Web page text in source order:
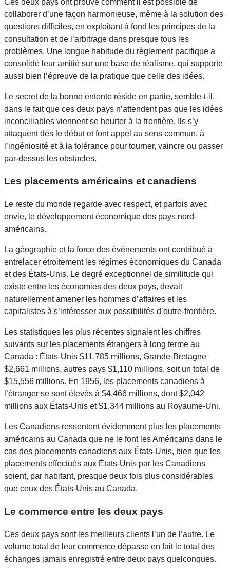
collaborer d’une façon harmonieuse, même à la solution des
questions difficiles, en exploitant à fond les principes de la
consultation et de l’arbitrage dans presque tous les
problèmes. Une longue habitude du règlement pacifique a
consolidé leur amitié sur une base de réalisme, qui supporte
aussi bien l’épreuve de la pratique que celle des idées.
Le secret de la bonne entente réside en partie, semble-t-il,
dans le fait que ces deux pays n’attendent pas que les idées
inconciliables viennent se heurter à la frontière. Ils s’y
attaquent dès le début et font appel au sens commun, à
l’ingéniosité et à la tolérance pour tourner, vaincre ou passer
par-dessus les obstacles.
Les placements américains et canadiens
Le reste du monde regarde avec respect, et parfois avec
envie, le développement économique des pays nord-
américains.
La géographie et la force des événements ont contribué à
entrelacer étroitement les régimes économiques du Canada
et des États-Unis. Le degré exceptionnel de similitude qui
existe entre les économies des deux pays, devait
naturellement amener les hommes d’affaires et les
capitalistes à s’intéresser aux possibilités d’outre-frontière.
Les statistiques les plus récentes signalent les chiffres
suivants sur les placements étrangers à long terme au
Canada : États-Unis $11,785 millions, Grande-Bretagne
$2,661 millions, autres pays $1,110 millions, soit un total de
$15,556 millions. En 1956, les placements canadiens à
l’étranger se sont élevés à $4,466 millions, dont $2,042
millions aux États-Unis et $1,344 millions au Royaume-Uni.
Les Canadiens ressentent évidemment plus les placements
américains au Canada que ne le font les Américains dans le
cas des placements canadiens aux États-Unis, bien que les
placements effectués aux États-Unis par les Canadiens
soient, par habitant, presque deux fois plus considérables
que ceux des États-Unis au Canada.
Le commerce entre les deux pays
Ces deux pays sont les meilleurs clients l’un de l’autre. Le
volume total de leur commerce dépasse en fait le total des
échanges jamais enregistré entre deux pays quelconques.